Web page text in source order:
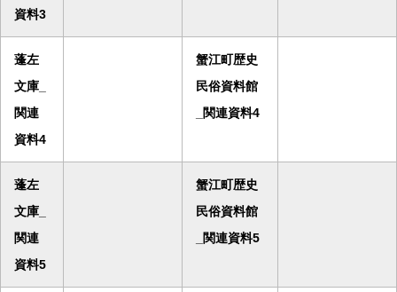
資料3
蓬左
文庫_
関連
資料4
蟹江町歴史
民俗資料館
_関連資料4
蓬左
文庫_
関連
資料5
蟹江町歴史
民俗資料館
_関連資料5